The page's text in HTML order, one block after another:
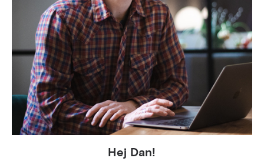
Hej Dan!